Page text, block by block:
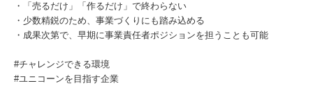
・「売るだけ」「作るだけ」で終わらない
・少数精鋭のため、事業づくりにも踏み込める
・成果次第で、早期に事業責任者ポジションを担うことも可能
#チャレンジできる環境
#ユニコーンを目指す企業